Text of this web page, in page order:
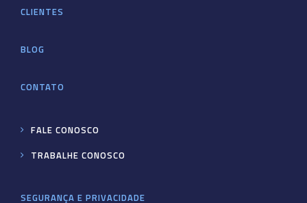
CLIENTES
BLOG
CONTATO
FALE CONOSCO
TRABALHE CONOSCO
SEGURANÇA E PRIVACIDADE